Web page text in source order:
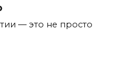
— это не просто